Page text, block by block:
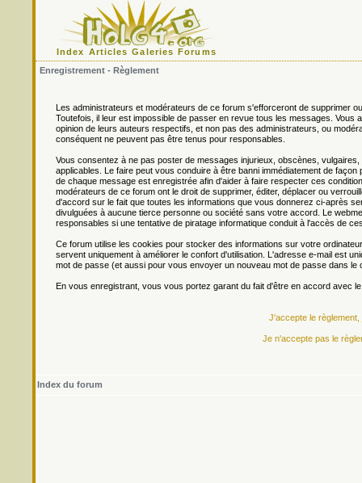
Index Articles Galeries Forums
Enregistrement - Règlement
Les administrateurs et modérateurs de ce forum s'efforceront de supprimer
Toutefois, il leur est impossible de passer en revue tous les messages.
opinion de leurs auteurs respectifs, et non pas des administrateurs, ou
conséquent ne peuvent pas être tenus pour responsables.
Vous consentez à ne pas poster de messages injurieux, obscènes,
applicables. Le faire peut vous conduire à être banni immédiatement de
de chaque message est enregistrée afin d'aider à faire respecter ces
modérateurs de ce forum ont le droit de supprimer, éditer, déplacer ou
d'accord sur le fait que toutes les informations que vous donnerez ci-après
divulguées à aucune tierce personne ou société sans votre accord. Le
responsables si une tentative de piratage informatique conduit à l'accès de
Ce forum utilise les cookies pour stocker des informations sur votre
servent uniquement à améliorer le confort d'utilisation. L'adresse e-mail est
mot de passe (et aussi pour vous envoyer un nouveau mot de passe dans le
En vous enregistrant, vous vous portez garant du fait d'être en accord avec
J'accepte le
Je n'accepte pas le
Index du forum